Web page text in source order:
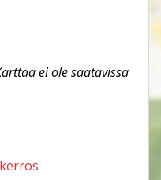
ei ole saatavissa